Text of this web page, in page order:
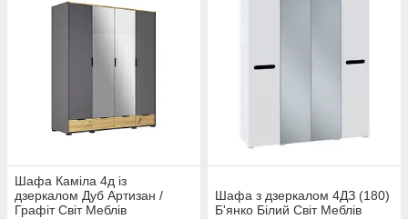
Шафа Каміла 4д із
дзеркалом Дуб Артизан /
Графіт Світ Меблів
Шафа з дзеркалом 4ДЗ (180)
Б'янко Білий Світ Меблів